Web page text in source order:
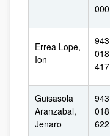
000
Errea Lope,
Ion
943
018
417
Guisasola
Aranzabal,
Jenaro
943
018
622